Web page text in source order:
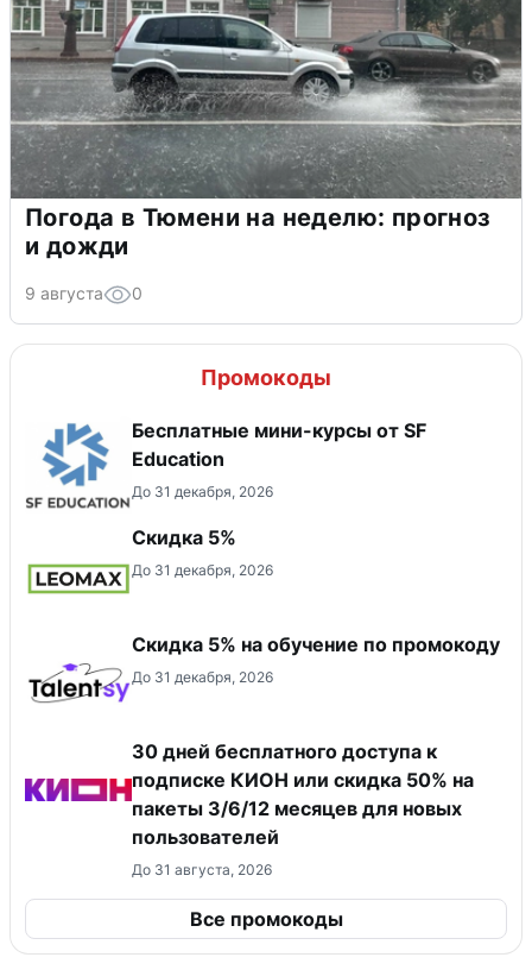
Погода в Тюмени на неделю: прогноз
и дожди
9 августа 0
Промокоды
Бесплатные мини-курсы от SF
Education
До 31 декабря, 2026
Скидка 5%
До 31 декабря, 2026
Скидка 5% на обучение по промокоду
До 31 декабря, 2026
30 дней бесплатного доступа к
подписке КИОН или скидка 50% на
пакеты 3/6/12 месяцев для новых
пользователей
До 31 августа, 2026
Все промокоды